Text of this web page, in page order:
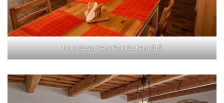
Naprózsa Vendégház Fenyőfő